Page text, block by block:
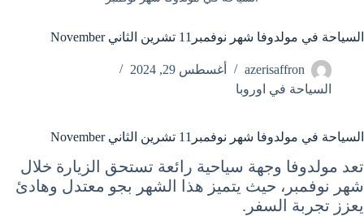
السياحة في مولدوفا شهر نوفمبر11 تشرين الثاني November
azerisaffron
أغسطس 29, 2024
السياحة في اوروبا
السياحة في مولدوفا شهر نوفمبر11 تشرين الثاني November
تعد مولدوفا وجهة سياحية رائعة تستحق الزيارة خلال
شهر نوفمبر، حيث يتميز هذا الشهر بجو معتدل وهادئ
يعزز تجربة السفر.